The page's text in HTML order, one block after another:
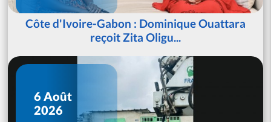
Côte d'Ivoire-Gabon : Dominique Ouattara
reçoit Zita Oligu...
6 Août
2026